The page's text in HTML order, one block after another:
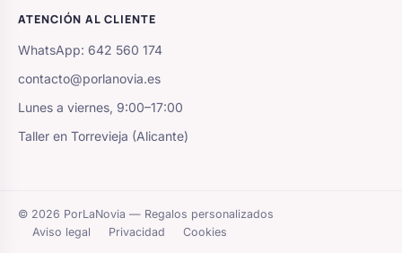
ATENCIÓN AL CLIENTE
WhatsApp: 642 560 174
contacto@porlanovia.es
Lunes a viernes, 9:00–17:00
Taller en Torrevieja (Alicante)
© 2026 PorLaNovia — Regalos personalizados
Aviso legal
Privacidad Cookies